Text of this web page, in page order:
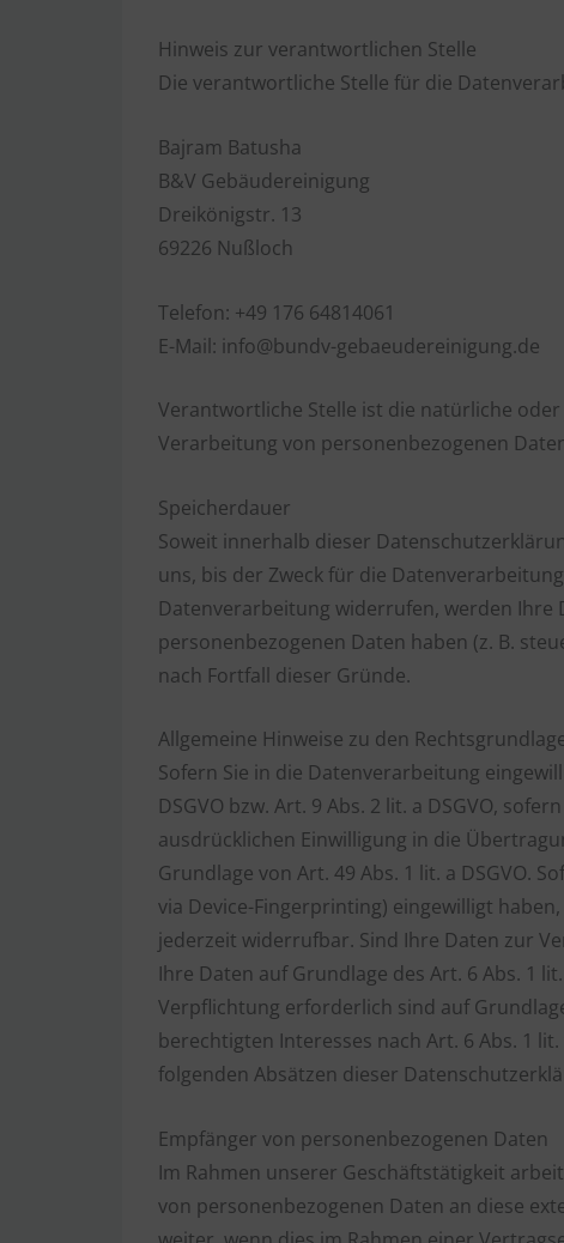
Hinweis zur verantwortlichen Stelle
Die verantwortliche Stelle für die
Bajram Batusha
B&V Gebäudereinigung
Dreikönigstr. 13
69226 Nußloch
Telefon: +49 176 64814061
E-Mail: info@bundv-gebaeudereinigung.de
Verantwortliche Stelle ist die natürliche
Verarbeitung von personenbezogenen
Speicherdauer
Soweit innerhalb dieser
uns, bis der Zweck für die
Datenverarbeitung widerrufen, werden Ihre
personenbezogenen Daten haben (z. B.
nach Fortfall dieser Gründe.
Allgemeine Hinweise zu den
Sofern Sie in die Datenverarbeitung
DSGVO bzw. Art. 9 Abs. 2 lit. a DSGVO,
ausdrücklichen Einwilligung in die
Grundlage von Art. 49 Abs. 1 lit. a DSGVO.
via Device-Fingerprinting) eingewilligt
jederzeit widerrufbar. Sind Ihre Daten zur
Ihre Daten auf Grundlage des Art. 6 Abs. 1
Verpflichtung erforderlich sind auf
berechtigten Interesses nach Art. 6 Abs. 1
folgenden Absätzen dieser
Empfänger von personenbezogenen Daten
Im Rahmen unserer Geschäftstätigkeit
von personenbezogenen Daten an diese